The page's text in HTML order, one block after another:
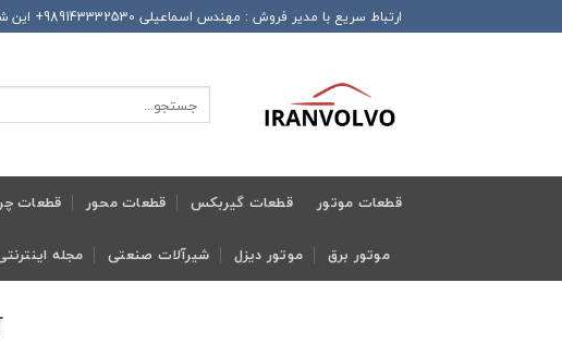
to
ارتباط سریع با مدیر فروش : مهندس اسماعیلی 989143332530+ این شماره همراه دارای تلگرام و واتساپ و ایتا و روبیکا می باشد
جستجو
برای:
قطعات موتور قطعات گیربکس قطعات محور قطعات
موتور برق موتور دیزل شیرآلات صنعتی مجله